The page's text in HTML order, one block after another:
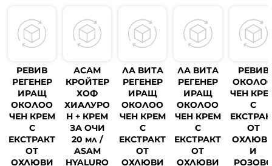
РЕВИВ
РЕГЕНЕР
ИРАЩ
ОКОЛОО
ЧЕН КРЕМ
С
ЕКСТРАКТ
ОТ
ОХЛЮВИ
АСАМ
КРОЙТЕР
ХОФ
ХИАЛУРО
Н + КРЕМ
ЗА ОЧИ
20 мл /
ASAM
HYALURO
ЛА ВИТА
РЕГЕНЕР
ИРАЩ
ОКОЛОО
ЧЕН КРЕМ
С
ЕКСТРАКТ
ОТ
ОХЛЮВИ
ЛА ВИТА
РЕГЕНЕР
ИРАЩ
ОКОЛОО
ЧЕН КРЕМ
С
ЕКСТРАКТ
ОТ
ОХЛЮВИ
РЕВИВ
ЧЕН
С
ОТ
И